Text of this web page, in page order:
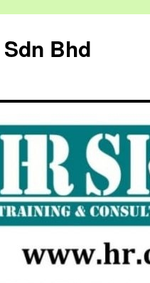
Bhd